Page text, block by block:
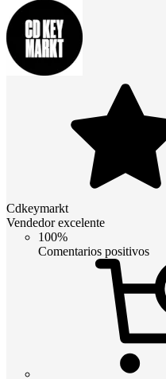
Cdkeymarkt
Vendedor excelente
100%
Comentarios positivos